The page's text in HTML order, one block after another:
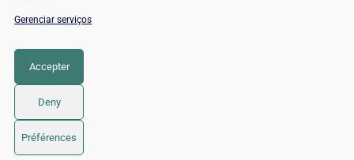
Gerenciar serviços
Accepter
Deny
Préférences
CATEGORIA